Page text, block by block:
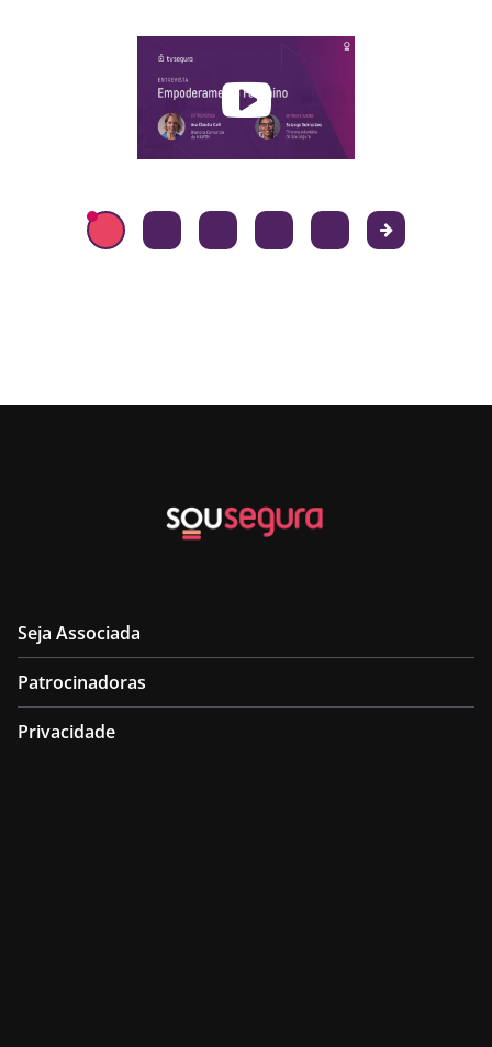
Seja Associada
Patrocinadoras
Privacidade